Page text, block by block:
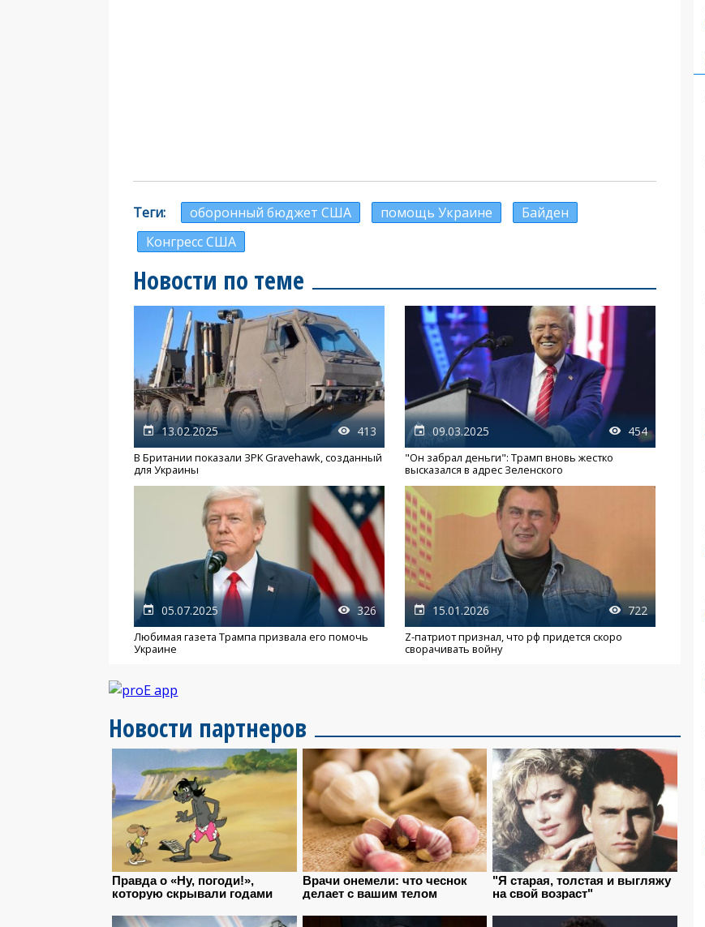
Теги оборонный бюджет США помощь Украине
Байден
Конгресс США
Новости по теме
13.02.2025 413
В Британии показали ЗРК Gravehawk, созданный
для Украины
09.03.2025 454
"Он забрал деньги": Трамп вновь жестко
высказался в адрес Зеленского
05.07.2025 326
Любимая газета Трампа призвала его помочь
Украине
15.01.2026 722
Z-патриот признал, что рф придется скоро
сворачивать войну
Новости партнеров